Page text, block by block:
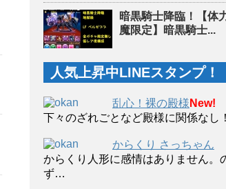
暗黒騎士降臨！【体
魔限定】暗黒騎士...
人気上昇中LINEスタンプ！
乱心！裸の殿様 New!
下々のざれごとなど殿様に関係なし！
からくり さっちゃん
からくり人形に感情はありません。
ず…